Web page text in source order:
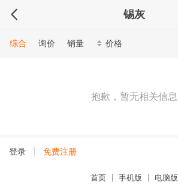
锡灰
综合 询价 销量 价格
抱歉，暂无相关信息
登录 免费注册
首页 手机版
电脑版